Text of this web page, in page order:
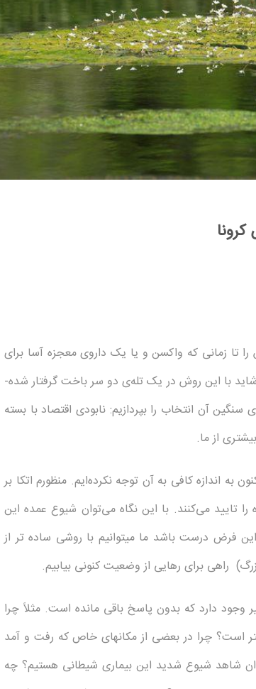
تا زمانی که واکسن و یا یک داروی معجزه آسا برای
درمان آن پیدا بشود به حداقل ممکن برسانیم و به تعویق بیاندازیم. اما شاید با این روش در یک تله‌ی دو سر باخت گرفتار شده­
آن انتخاب را بپردازیم: نابودی اقتصاد با بسته
از ما.
به اندازه کافی به آن توجه نکرده‌­ایم. منظورم اتکا بر
تایید می­‌کنند. با این نگاه می­‌توان شیوع عمده این
فرض درست باشد ما می­توانیم با روشی ساده تر از
راهی برای رهایی از وضعیت کنونی بیابیم.
وجود دارد که بدون پاسخ باقی مانده است. مثلاً چرا
است؟ چرا در بعضی از مکانهای خاص که رفت و آمد
شاهد شیوع شدید این بیماری شیطانی هستیم؟ چه